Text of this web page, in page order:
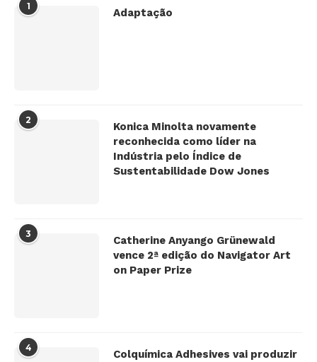
1
Adaptação
2
Konica Minolta novamente
reconhecida como líder na
Indústria pelo Índice de
Sustentabilidade Dow Jones
3
Catherine Anyango Grünewald
vence 2ª edição do Navigator Art
on Paper Prize
4
Colquímica Adhesives vai produzir